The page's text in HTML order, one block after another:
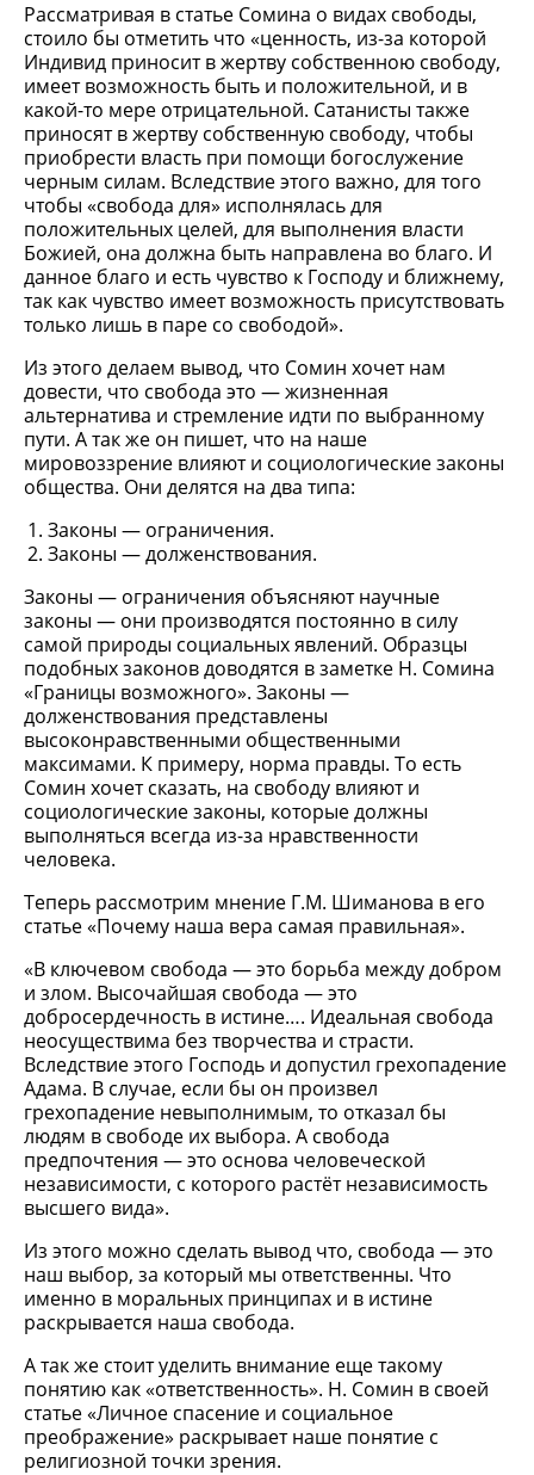
Рассматривая в статье Сомина о видах свободы,
стоило бы отметить что «ценность, из-за которой
Индивид приносит в жертву собственною свободу,
имеет возможность быть и положительной, и в
какой-то мере отрицательной. Сатанисты также
приносят в жертву собственную свободу, чтобы
приобрести власть при помощи богослужение
черным силам. Вследствие этого важно, для того
чтобы «свобода для» исполнялась для
положительных целей, для выполнения власти
Божией, она должна быть направлена во благо. И
данное благо и есть чувство к Господу и ближнему,
так как чувство имеет возможность присутствовать
только лишь в паре со свободой».
Из этого делаем вывод, что Сомин хочет нам
довести, что свобода это — жизненная
альтернатива и стремление идти по выбранному
пути. А так же он пишет, что на наше
мировоззрение влияют и социологические законы
общества. Они делятся на два типа:
Законы — ограничения.
Законы — долженствования.
Законы — ограничения объясняют научные
законы — они производятся постоянно в силу
самой природы социальных явлений. Образцы
подобных законов доводятся в заметке Н. Сомина
«Границы возможного». Законы —
долженствования представлены
высоконравственными общественными
максимами. К примеру, норма правды. То есть
Сомин хочет сказать, на свободу влияют и
социологические законы, которые должны
выполняться всегда из-за нравственности
человека.
Теперь рассмотрим мнение Г.М. Шиманова в его
статье «Почему наша вера самая правильная».
«В ключевом свобода — это борьба между добром
и злом. Высочайшая свобода — это
добросердечность в истине…. Идеальная свобода
неосуществима без творчества и страсти.
Вследствие этого Господь и допустил грехопадение
Адама. В случае, если бы он произвел
грехопадение невыполнимым, то отказал бы
людям в свободе их выбора. А свобода
предпочтения — это основа человеческой
независимости, с которого растёт независимость
высшего вида».
Из этого можно сделать вывод что, свобода — это
наш выбор, за который мы ответственны. Что
именно в моральных принципах и в истине
раскрывается наша свобода.
А так же стоит уделить внимание еще такому
понятию как «ответственность». Н. Сомин в своей
статье «Личное спасение и социальное
преображение» раскрывает наше понятие с
религиозной точки зрения.